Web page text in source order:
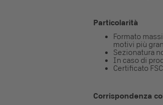
Particolarità
Formato
motivi più
Sezionatura
In caso di
Certificato
Corrispondenza